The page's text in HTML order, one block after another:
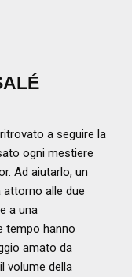
a seguire la
ogni mestiere
Ad aiutarlo, un
alle due
a una
tempo hanno
amato da
volume della